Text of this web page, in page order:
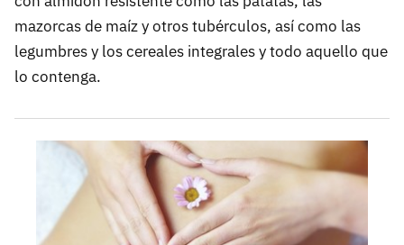
mazorcas de maíz y otros tubérculos, así como las
legumbres y los cereales integrales y todo aquello que
lo contenga.